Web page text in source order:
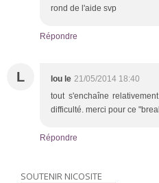
rond de l'aide svp
Répondre
L lou le 21/05/2014 18:40
tout s'enchaîne
difficulté. merci pour ce
Répondre
SOUTENIR NICOSITE